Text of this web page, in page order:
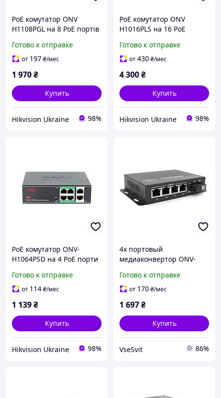
PoE комутатор ONV
H1108PGL на 8 PoE портів
Готово к отправке
от 197₴/мес
1 970₴
Купить
Hikvision Ukraine 98%
PoE комутатор ONV
H1016PLS на 16 PoE
Готово к отправке
от430₴/мес
4 300₴
Купить
Hikvision Ukraine 98%
PoE комутатор ONV-
H1064PSD на 4 PoE порти
Готово к отправке
от 114₴/мес
1 139₴
Купить
Hikvision Ukraine 98%
4х портовый
медиаконвертор ONV-
RJ45 + 1*SC порт
(1310/1550nm, 20km)
Готово к отправке
от 170₴/мес
1 697₴
Купить
VseSvit 86%